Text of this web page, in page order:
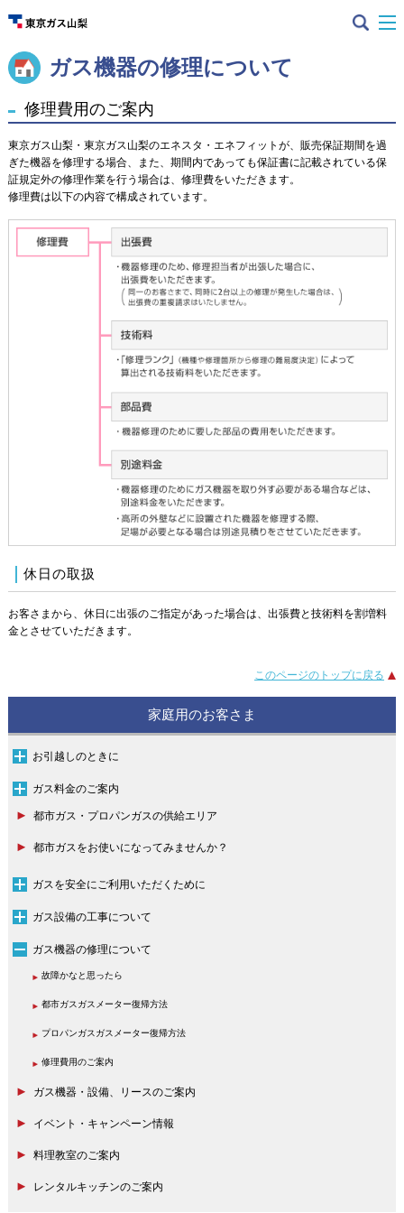
ガス機器の修理について
修理費用のご案内
東京ガス山梨・東京ガス山梨のエネスタ・エネフィットが、販売保証期間を過
ぎた機器を修理する場合、また、期間内であっても保証書に記載されている保
証規定外の修理作業を行う場合は、修理費をいただきます。
修理費は以下の内容で構成されています。
休日の取扱
お客さまから、休日に出張のご指定があった場合は、出張費と技術料を割増料
金とさせていただきます。
このページのトップに戻る
家庭用のお客さま
お引越しのときに
ご使用開始したいときは
ご使用停止したいときは
ガス料金のご案内
都市ガス料金
都市ガス料金メニュー
コミュニティーガス料金
プロパンガス料金
ご請求とお支払について
スマートフォンアプリに よるお支払い
検針について
my東京ガス山梨
都市ガス料金（一覧）
都市ガス・プロパンガスの供給エリア
都市ガスをお使いになってみませんか？
ガスを安全にご利用いただくために
ガス設備定期保安点検
ガス警報器
都市ガス ガスメーター復帰方法
プロパンガスガスメーター復帰方法
古くなったガス管
ガス設備の工事について
所有区分
ガス工事の流れ
ガス栓のお取替え・
新築・増改築時の
道路でのガス工事への
工事業者の方へのお願い
新規内管工事店登録について
ガス機器の修理について
故障かなと思ったら
都市ガス ガスメーター復帰方法
プロパンガス ガスメーター復帰方法
修理費用のご案内
ガス機器・設備、リースのご案内
イベント・ キャンペーン情報
料理教室のご案内
レンタルキッチンのご案内